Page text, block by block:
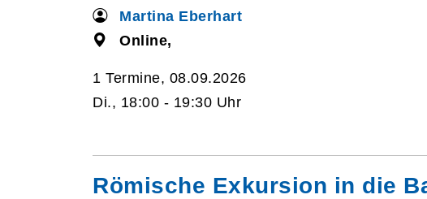
Martina Eberhart
Online,
1 Termine, 08.09.2026
Di., 18:00 - 19:30 Uhr
Römische Exkursion in die